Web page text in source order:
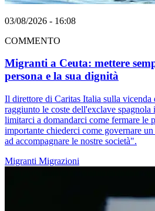
03/08/2026 - 16:08
COMMENTO
Migranti a Ceuta: mettere
persona e la sua dignità
Il direttore di Caritas Italia sulla vicenda
raggiunto le coste dell'exclave
limitarci a domandarci come fermare le
importante chiederci come governare
ad accompagnare le nostre società".
Migranti Migrazioni